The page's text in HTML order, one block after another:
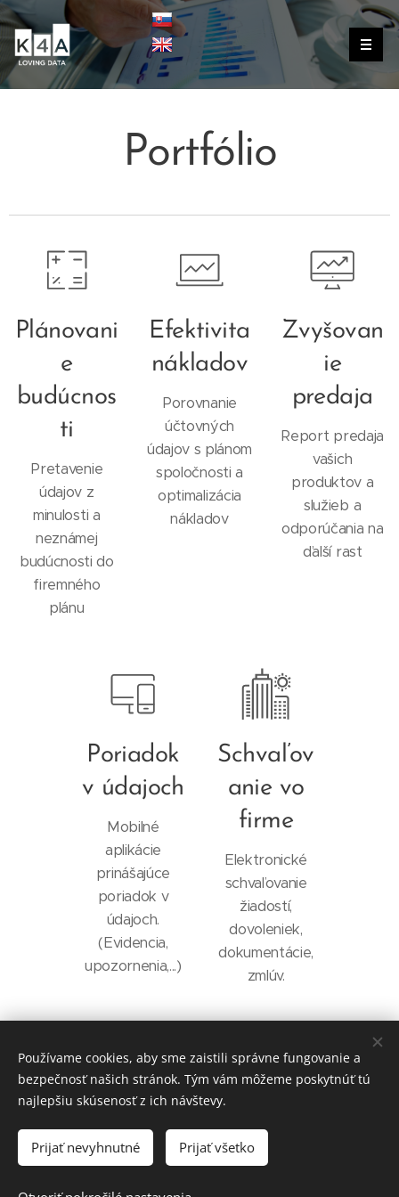
Portfólio
Plánovani
e
budúcnos
ti
Pretavenie
údajov z
minulosti a
neznámej
budúcnosti do
firemného
plánu
Efektivita
nákladov
Porovnanie
účtovných
údajov s plánom
spoločnosti a
optimalizácia
nákladov
Zvyšovan
ie
predaja
Report predaja
vašich
produktov a
služieb a
odporúčania na
ďalší rast
Poriadok
v údajoch
Mobilné
aplikácie
prinášajúce
poriadok v
údajoch.
(Evidencia,
upozornenia,...)
Schvaľov
anie vo
firme
Elektronické
schvaľovanie
žiadostí,
dovoleniek,
dokumentácie,
zmlúv.
Ochrana súkromia
Cookies
Používame cookies, aby sme zaistili správne fungovanie a
bezpečnosť našich stránok. Tým vám môžeme poskytnúť tú
najlepšiu skúsenosť z ich návštevy.
Prijať nevyhnutné Prijať všetko